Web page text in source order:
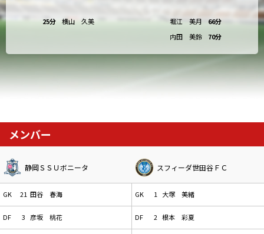
25分 横山 久美 堀江 美月
66分
内田 美鈴
70分
メンバー
静岡ＳＳＵボニータ
GK 21 田谷 春海
DF 3 彦坂 桃花
スフィーダ世田谷ＦＣ
GK 1 大塚 美緒
DF 2 根本 彩夏